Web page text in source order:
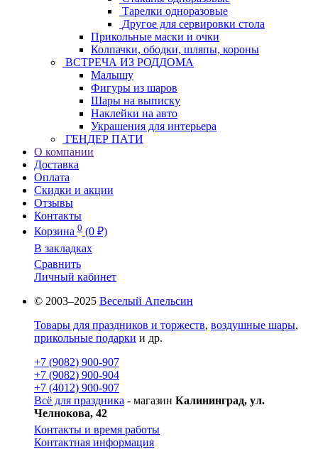
Тарелки одноразовые
Другое для сервировки стола
Прикольные маски и очки
Колпачки, ободки, шляпы, короны
ВСТРЕЧА ИЗ РОДДОМА
Малышу
Фигуры из шаров
Шары на выписку
Наклейки на авто
Украшения для интерьера
ГЕНДЕР ПАТИ
О компании
Доставка
Оплата
Скидки и акции
Отзывы
Контакты
Корзина 0 (0 ₽)
В закладках
Сравнить
Личный кабинет
© 2003–2025 Веселый Апельсин
Товары для праздников и торжеств, воздушные шары,
прикольные подарки и др.
+7 (9082) 900-907
+7 (9082) 900-904
+7 (4012) 900-907
Всё для праздника - магазин Калининград, ул.
Челнокова, 42
Контакты и время работы
Контактная информация